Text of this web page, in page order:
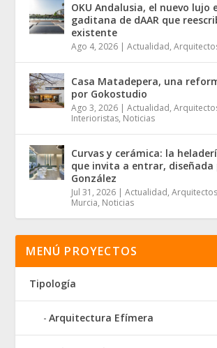
OKU Andalusia, el nuevo lujo
gaditana de dAAR que
existente
Ago 4, 2026 |Actualidad,
Casa Matadepera, una
por Gokostudio
Ago 3, 2026 |Actualidad,
Interioristas, Noticias
Curvas y cerámica: la
que invita a entrar, diseñada
González
Jul 31, 2026 |Actualidad,Arquitectos
Murcia, Noticias
MENÚ PROYECTOS
Tipología
Arquitectura Efímera